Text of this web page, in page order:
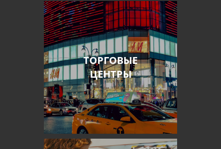
ТОРГОВЫЕ
ЦЕНТРЫ